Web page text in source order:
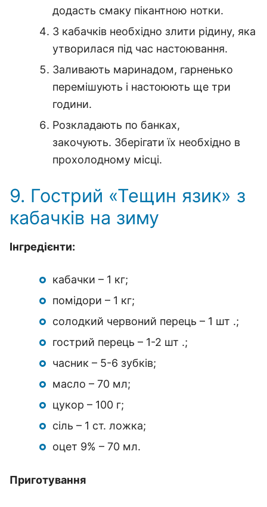
додасть смаку пікантною нотки.
З кабачків необхідно злити рідину, яка
утворилася під час настоювання.
Заливають маринадом, гарненько
перемішують і настоюють ще три
години.
Розкладають по банках,
закочують. Зберігати їх необхідно в
прохолодному місці.
9. Гострий «Тещин язик» з
кабачків на зиму
Інгредієнти:
кабачки – 1 кг;
помідори – 1 кг;
солодкий червоний перець – 1 шт .;
гострий перець – 1-2 шт .;
часник – 5-6 зубків;
масло – 70 мл;
цукор – 100 г;
сіль – 1 ст. ложка;
оцет 9% – 70 мл.
Приготування